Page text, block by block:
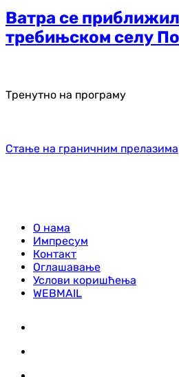
Ватра се
требињском селу
Тренутно на програму
Стање на граничним прелазима
О нама
Импресум
Контакт
Оглашавање
Услови коришћења
WEBMAIL